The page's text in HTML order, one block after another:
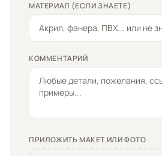
МАТЕРИАЛ (ЕСЛИ ЗНАЕТЕ)
КОММЕНТАРИЙ
ПРИЛОЖИТЬ МАКЕТ ИЛИ ФОТО